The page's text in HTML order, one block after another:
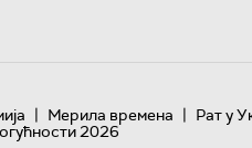
| Мерила времена | Рат у
2026